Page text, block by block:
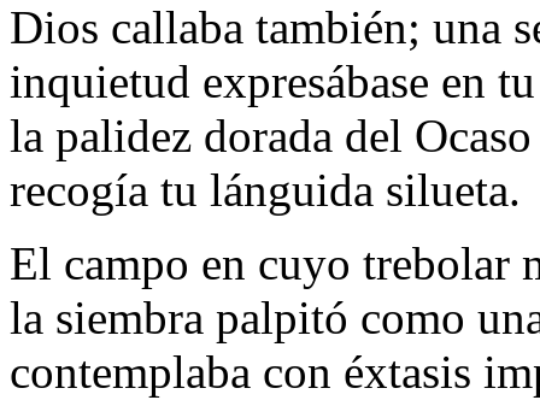
Dios callaba también; una
inquietud expresábase en
la palidez dorada del Ocaso
recogía tu lánguida silueta.
El campo en cuyo trebolar
la siembra palpitó como
contemplaba con éxtasis